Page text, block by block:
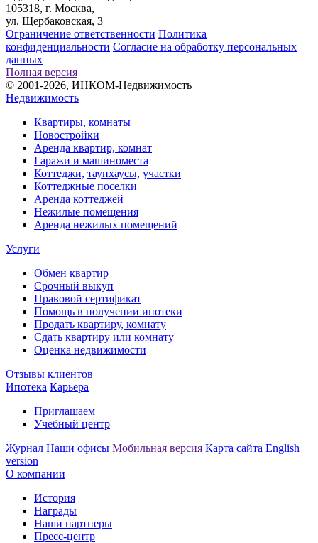
105318, г. Москва,
ул. Щербаковская, 3
Ограничение ответственности Политика
конфиденциальности Согласие на обработку персональных
данных
Полная версия
© 2001-2026, ИНКОМ-Недвижимость
Недвижимость
Квартиры, комнаты
Новостройки
Аренда квартир, комнат
Гаражи и машиноместа
Коттеджи, таунхаусы, участки
Коттеджные поселки
Аренда коттеджей
Нежилые помещения
Аренда нежилых помещений
Услуги
Обмен квартир
Срочный выкуп
Правовой сертификат
Помощь в получении ипотеки
Продать квартиру, комнату
Сдать квартиру или комнату
Оценка недвижимости
Отзывы клиентов
Ипотека Карьера
Приглашаем
Учебный центр
Журнал Наши офисы Мобильная версия Карта сайта English
version
О компании
История
Награды
Наши партнеры
Пресс-центр